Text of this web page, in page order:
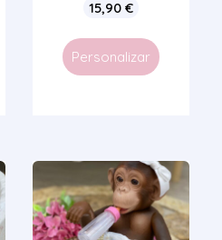
15,90€
Personalizar